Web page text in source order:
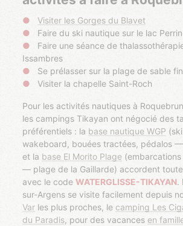
Visiter les Gorges du Blavet
Faire du ski nautique sur le lac Perrin
Faire une séance de
Issambres
Se prélasser sur la plage de sable
Visiter la chapelle Saint-Roch
Pour les activités nautiques à Roquebrune-sur-Argens,
les campings Tikayan ont négocié des
préférentiels : la base nautique WGP
wakeboard, bouées tractées, pédalos
et la base El Morito Plage
— plage de la Gaillarde) accordent
avec le codeWATERGLISSE-TIKAYAN.
sur-Argens se visite facilement depuis
Var les plus proches, le camping Les
du Paradis, pour des vacances en